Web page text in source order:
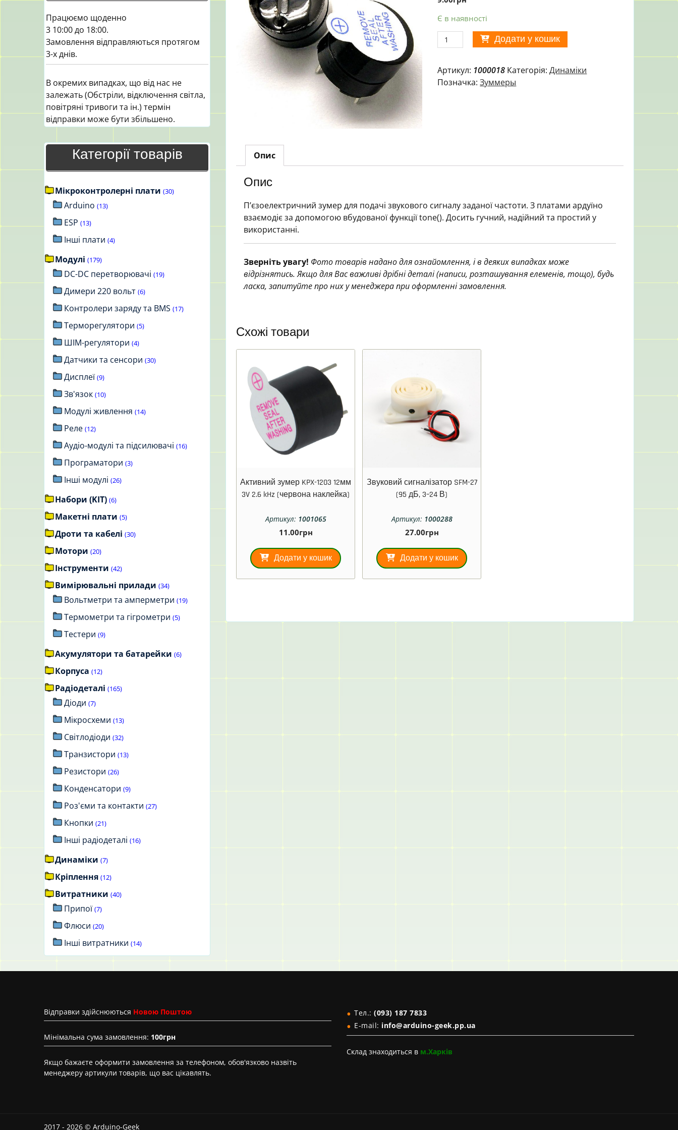
Є в наявності
Активний
зумер
(5
В,
Додати у кошик
Артикул: 1000018 Категорія:Динаміки
Позначка:Зуммеры
Опис
Опис
П’єзоелектричний зумер для подачі звукового сигналу заданої частоти. З платами ардуїно
взаємодіє за допомогою вбудованої функції tone(). Досить гучний, надійний та простий у
використанні.
Зверніть увагу! Фото товарів надано для ознайомлення, і в деяких випадках може
відрізнятись. Якщо для Вас важливі дрібні деталі (написи, розташування елеменів, тощо), будь
ласка, запитуйте про них у менеджера при оформленні замовлення.
Схожі товари
Активний зумер KPX-1203 12мм
3V 2.6 kHz (червона наклейка)
Артикул: 1001065
11.00грн
Додати у кошик
Звуковий сигналізатор SFM-27
(95 дБ, 3–24 В)
Артикул: 1000288
27.00грн
Додати у кошик
Працюємо щоденно
3 10:00 до 18:00.
Замовлення відправляються протягом
3-х днів.
В окремих випадках, що від нас не
залежать (Обстріли, відключення світла,
повітряні тривоги та ін.) термін
відправки може бути збільшено.
Категорії товарів
Мікроконтролерні плати (30)
Arduino (13)
ESP (13)
Інші плати (4)
Модулі (179)
DC-DC перетворювачі (19)
Димери 220 вольт (6)
Контролери заряду та BMS (17)
Терморегулятори (5)
ШІМ-регулятори (4)
Датчики та сенсори (30)
Дисплеї (9)
Зв'язок (10)
Модулі живлення (14)
Реле (12)
Аудіо-модулі та підсилювачі (16)
Програматори (3)
Інші модулі (26)
Набори (KIT) (6)
Макетні плати (5)
Дроти та кабелі (30)
Мотори (20)
Інструменти (42)
Вимірювальні прилади (34)
Вольтметри та амперметри (19)
Термометри та гігрометри (5)
Тестери (9)
Акумулятори та батарейки (6)
Корпуса (12)
Радіодеталі (165)
Діоди (7)
Мікросхеми (13)
Світлодіоди (32)
Транзистори (13)
Резистори (26)
Конденсатори (9)
Роз'єми та контакти (27)
Кнопки (21)
Інші радіодеталі (16)
Динаміки (7)
Кріплення (12)
Витратники (40)
Припої (7)
Флюси (20)
Інші витратники (14)
Вiдправки здійснюються Новою Поштою
Мінімальна сума замовлення: 100грн
Якщо бажаєте оформити замовлення за телефоном, обов'язково назвіть
менеджеру артикули товарів, що вас цікавлять.
Тел.: (093) 187 7833
E-mail: info@arduino-geek.pp.ua
Склад знаходиться в м.Харків
2017 - 2026 © Arduino-Geek